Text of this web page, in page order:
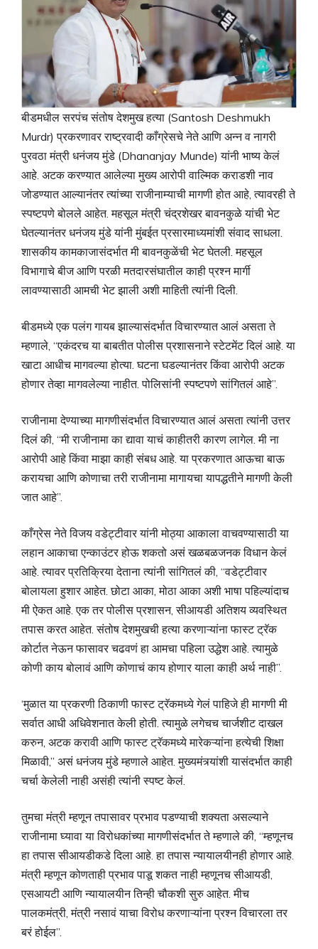
बीडमधील सरपंच संतोष देशमुख हत्या (Santosh Deshmukh
Murdr) प्रकरणावर राष्ट्रवादी काँग्रेसचे नेते आणि अन्न व नागरी
पुरवठा मंत्री धनंजय मुंडे (Dhananjay Munde) यांनी भाष्य केलं
आहे. अटक करण्यात आलेल्या मुख्य आरोपी वाल्मिक कराडशी नाव
जोडण्यात आल्यानंतर त्यांच्या राजीनाम्याची मागणी होत आहे, त्यावरही ते
स्पष्टपणे बोलले आहेत. महसूल मंत्री चंद्रशेखर बावनकुळे यांची भेट
घेतल्यानंतर धनंजय मुंडे यांनी मुंबईत प्रसारमाध्यमांशी संवाद साधला.
शासकीय कामकाजासंदर्भात मी बावनकुळेंची भेट घेतली. महसूल
विभागाचे बीज आणि परळी मतदारसंघातील काही प्रश्न मार्गी
लावण्यासाठी आमची भेट झाली अशी माहिती त्यांनी दिली.
बीडमध्ये एक पलंग गायब झाल्यासंदर्भात विचारण्यात आलं असता ते
म्हणाले, “एकंदरच या बाबतीत पोलीस प्रशासनाने स्टेटमेंट दिलं आहे. या
खाटा आधीच मागवल्या होत्या. घटना घडल्यानंतर किंवा आरोपी अटक
होणार तेव्हा मागवलेल्या नाहीत. पोलिसांनी स्पष्टपणे सांगितलं आहे”.
राजीनामा देण्याच्या मागणीसंदर्भात विचारण्यात आलं असता त्यांनी उत्तर
दिलं की, “मी राजीनामा का द्यावा याचं काहीतरी कारण लागेल. मी ना
आरोपी आहे किंवा माझा काही संबध आहे. या प्रकरणात आऊचा बाऊ
करायचा आणि कोणाचा तरी राजीनामा मागायचा यापद्धतीने मागणी केली
जात आहे”.
काँग्रेस नेते विजय वडेट्टीवार यांनी मोठ्या आकाला वाचवण्यासाठी या
लहान आकाचा एन्काउंटर होऊ शकतो असं खळबळजनक विधान केलं
आहे. त्यावर प्रतिक्रिया देताना त्यांनी सांगितलं की, “वडेट्टीवार
बोलायला हुशार आहेत. छोटा आका, मोठा आका अशी भाषा पहिल्यांदाच
मी ऐकत आहे. एक तर पोलीस प्रशासन, सीआयडी अतिशय व्यवस्थित
तपास करत आहेत. संतोष देशमुखची हत्या करणाऱ्यांना फास्ट ट्रॅक
कोर्टात नेऊन फासावर चढवणं हा आमचा पहिला उद्धेश आहे. त्यामुळे
कोणी काय बोलावं आणि कोणाचं काय होणार याला काही अर्थ नाही”.
‘मुळात या प्रकरणी ठिकाणी फास्ट ट्रॅकमध्ये गेलं पाहिजे ही मागणी मी
सर्वात आधी अधिवेशनात केली होती. त्यामुळे लगेचच चार्जशीट दाखल
करुन, अटक करावी आणि फास्ट ट्रॅकमध्ये मारेकऱ्यांना हत्येची शिक्षा
मिळावी,” असं धनंजय मुंडे म्हणाले आहेत. मुख्यमंत्र्यांशी यासंदर्भात काही
चर्चा केलेली नाही असंही त्यांनी स्पष्ट केलं.
तुमचा मंत्री म्हणून तपासावर प्रभाव पडण्याची शक्यता असल्याने
राजीनामा घ्यावा या विरोधकांच्या मागणीसंदर्भात ते म्हणाले की, “म्हणूनच
हा तपास सीआयडीकडे दिला आहे. हा तपास न्यायालयीनही होणार आहे.
मंत्री म्हणून कोणताही प्रभाव पाडू शकत नाही म्हणूनच सीआयडी,
एसआयटी आणि न्यायालयीन तिन्ही चौकशी सुरु आहेत. मीच
पालकमंत्री, मंत्री नसावं याचा विरोध करणाऱ्यांना प्रश्न विचारला तर
बरं होईल”.